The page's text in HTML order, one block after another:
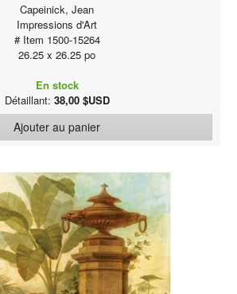
Capeinick, Jean
Impressions d'Art
# Item 1500-15264
26.25 x 26.25 po
En stock
Détaillant: 38,00 $USD
Ajouter au panier